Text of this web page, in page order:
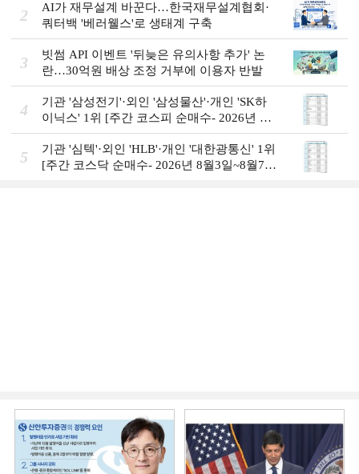
2
AI가 재무설계 바꾼다…한국재무설계협회·
쿼터백 '베러웰스'로 생태계 구축
3
빗썸 API 이벤트 '뒤늦은 유의사항 추가' 논
란…30억원 배상 조정 거부에 이용자 반발
4
기관 '삼성전기'·외인 '삼성물산'·개인 'SK하
이닉스' 1위 [주간 코스피 순매수- 2026년 8
월3일~8월7일]
5
기관 '심텍'·외인 'HLB'·개인 '대한광통신' 1위
[주간 코스닥 순매수- 2026년 8월3일~8월7